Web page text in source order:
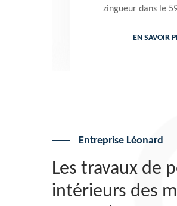
zingueur dans le 59 Nord
effectuer un changement
EN SAVOIR PLUS
Entreprise Léonard
Les travaux de
intérieurs des